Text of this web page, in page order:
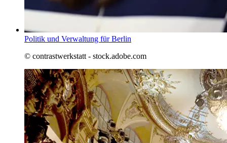
Politik und Verwaltung für Berlin
© contrastwerkstatt - stock.adobe.com